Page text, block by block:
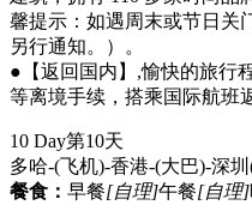
馨提示：如遇周末或节日关
另行通知。）。
●【返回国内】,愉快的旅行
等离境手续，搭乘国际航班
10 Day第10天
多哈-(飞机)-香港-(大巴)-深圳
餐食： 早餐[自理]午餐[自理]